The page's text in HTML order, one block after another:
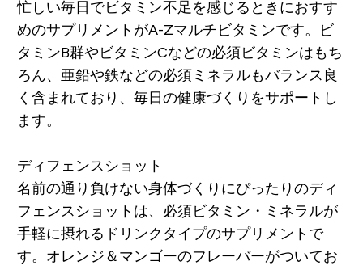
忙しい毎日でビタミン不足を感じるときにおすす
めのサプリメントがA-Zマルチビタミンです。ビ
タミンB群やビタミンCなどの必須ビタミンはもち
ろん、亜鉛や鉄などの必須ミネラルもバランス良
く含まれており、毎日の健康づくりをサポートし
ます。
ディフェンスショット
名前の通り負けない身体づくりにぴったりのディ
フェンスショットは、必須ビタミン・ミネラルが
手軽に摂れるドリンクタイプのサプリメントで
す。オレンジ＆マンゴーのフレーバーがついてお